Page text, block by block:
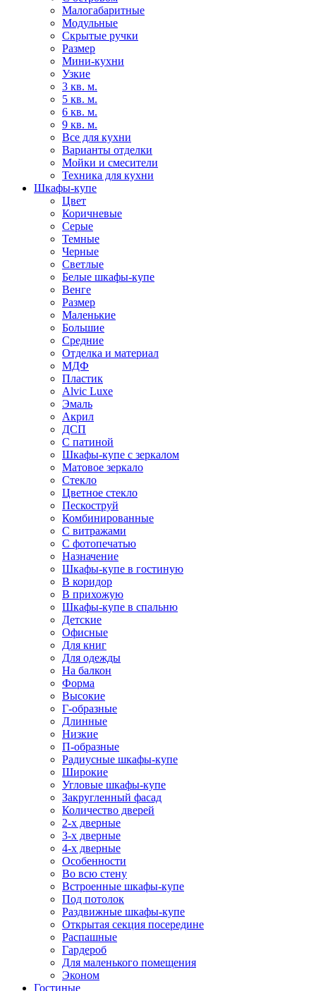
Малогабаритные
Модульные
Скрытые ручки
Размер
Мини-кухни
Узкие
3 кв. м.
5 кв. м.
6 кв. м.
9 кв. м.
Все для кухни
Варианты отделки
Мойки и смесители
Техника для кухни
Шкафы-купе
Цвет
Коричневые
Серые
Темные
Черные
Светлые
Белые шкафы-купе
Венге
Размер
Маленькие
Большие
Средние
Отделка и материал
МДФ
Пластик
Alvic Luxe
Эмаль
Акрил
ДСП
С патиной
Шкафы-купе с зеркалом
Матовое зеркало
Стекло
Цветное стекло
Пескоструй
Комбинированные
С витражами
С фотопечатью
Назначение
Шкафы-купе в гостиную
В коридор
В прихожую
Шкафы-купе в спальню
Детские
Офисные
Для книг
Для одежды
На балкон
Форма
Высокие
Г-образные
Длинные
Низкие
П-образные
Радиусные шкафы-купе
Широкие
Угловые шкафы-купе
Закругленный фасад
Количество дверей
2-х дверные
3-х дверные
4-х дверные
Особенности
Во всю стену
Встроенные шкафы-купе
Под потолок
Раздвижные шкафы-купе
Открытая секция посередине
Распашные
Гардероб
Для маленького помещения
Эконом
Гостиные